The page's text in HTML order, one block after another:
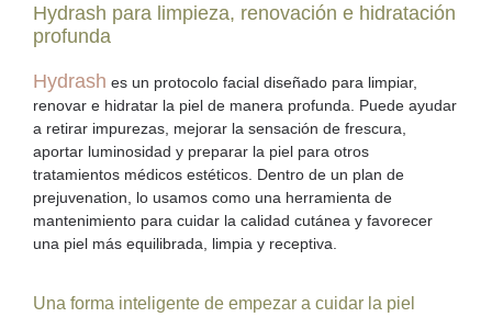
Hydrash para limpieza, renovación e hidratación
profunda
Hydrash es un protocolo facial diseñado para limpiar,
renovar e hidratar la piel de manera profunda. Puede ayudar
a retirar impurezas, mejorar la sensación de frescura,
aportar luminosidad y preparar la piel para otros
tratamientos médicos estéticos. Dentro de un plan de
prejuvenation, lo usamos como una herramienta de
mantenimiento para cuidar la calidad cutánea y favorecer
una piel más equilibrada, limpia y receptiva.
Una forma inteligente de empezar a cuidar la piel